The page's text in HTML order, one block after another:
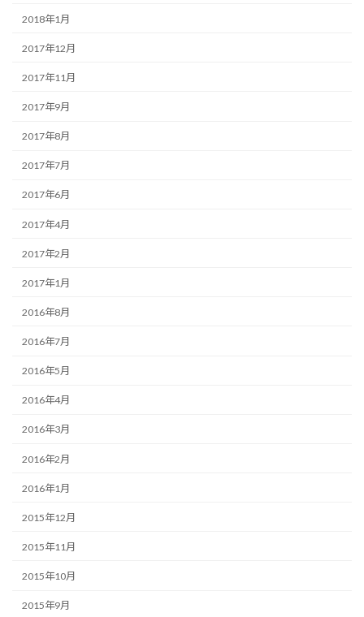
2018年1月
2017年12月
2017年11月
2017年9月
2017年8月
2017年7月
2017年6月
2017年4月
2017年2月
2017年1月
2016年8月
2016年7月
2016年5月
2016年4月
2016年3月
2016年2月
2016年1月
2015年12月
2015年11月
2015年10月
2015年9月